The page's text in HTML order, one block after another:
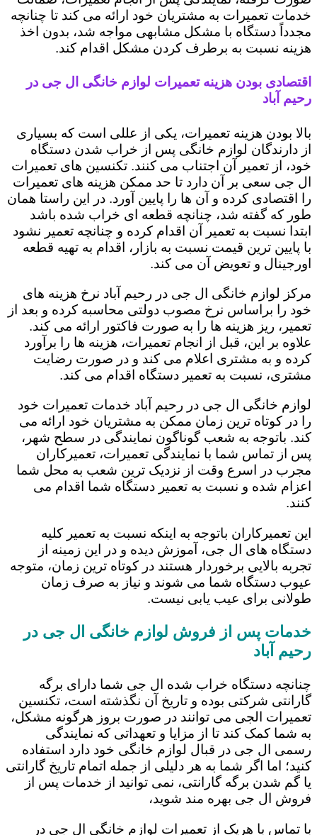
خدمات تعمیرات به مشتریان خود ارائه می کند تا چنانچه
مجدداً دستگاه با مشکل مشابهی مواجه شد، بدون اخذ
هزینه نسبت به برطرف کردن مشکل اقدام کند.
اقتصادی بودن هزینه تعمیرات لوازم خانگی ال جی در
رحیم ‌آباد
بالا بودن هزینه تعمیرات، یکی از عللی است که بسیاری
از دارندگان لوازم خانگی پس از خراب شدن دستگاه
خود، از تعمیر آن اجتناب می کنند. تکنسین های تعمیرات
ال جی سعی بر آن دارد تا حد ممکن هزینه های تعمیرات
را اقتصادی کرده و آن ها را پایین آورد. در این راستا همان
طور که گفته شد، چنانچه قطعه ای خراب شده باشد
ابتدا نسبت به تعمیر آن اقدام کرده و چنانچه تعمیر نشود
با پایین ترین قیمت نسبت به بازار، اقدام به تهیه قطعه
اورجینال و تعویض آن می کند.
مرکز لوازم خانگی ال جی در رحیم ‌آباد نرخ هزینه های
خود را براساس نرخ مصوب دولتی محاسبه کرده و بعد از
تعمیر، ریز هزینه ها را به صورت فاکتور ارائه می کند.
علاوه بر این، قبل از انجام تعمیرات، هزینه ها را برآورد
کرده و به مشتری اعلام می کند و در صورت رضایت
مشتری، نسبت به تعمیر دستگاه اقدام می کند.
لوازم خانگی ال جی در رحیم ‌آباد خدمات تعمیرات خود
را در کوتاه ترین زمان ممکن به مشتریان خود ارائه می
کند. باتوجه به شعب گوناگون نمایندگی در سطح شهر،
پس از تماس شما با نمایندگی تعمیرات، تعمیرکاران
مجرب در اسرع وقت از نزدیک ترین شعب به محل شما
اعزام شده و نسبت به تعمیر دستگاه شما اقدام می
کنند.
این تعمیرکاران باتوجه به اینکه نسبت به تعمیر کلیه
دستگاه های ال جی، آموزش دیده و در این زمینه از
تجربه بالایی برخوردار هستند در کوتاه ترین زمان، متوجه
عیوب دستگاه شما می شوند و نیاز به صرف زمان
طولانی برای عیب یابی نیست.
خدمات پس از فروش لوازم خانگی ال جی در
رحیم ‌آباد
چنانچه دستگاه خراب شده ال جی شما دارای برگه
گارانتی شرکتی بوده و تاریخ آن نگذشته است، تکنسین
تعمیرات الجی می توانند در صورت بروز هرگونه مشکل،
به شما کمک کند تا از مزایا و تعهداتی که نمایندگی
رسمی ال جی در قبال لوازم خانگی خود دارد استفاده
کنید؛ اما اگر شما به هر دلیلی از جمله اتمام تاریخ گارانتی
یا گم شدن برگه گارانتی، نمی توانید از خدمات پس از
فروش ال جی بهره مند شوید،
با تماس با هریک از تعمیرات لوازم خانگی ال جی در